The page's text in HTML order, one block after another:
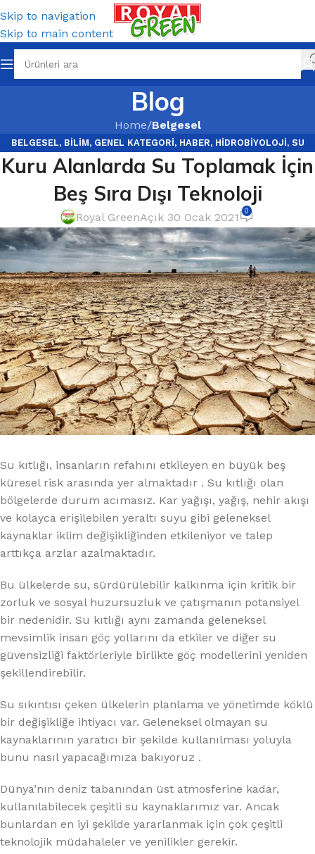
Skip to navigation
Skip to main content
Blog
Home/Belgesel
BELGESEL, BILIM, GENEL KATEGORI, HABER, HIDROBIYOLOJI, SU
ARITMA GÜNDEM HABERLERI
Kuru Alanlarda Su Toplamak İçin
Beş Sıra Dışı Teknoloji
Royal GreenAçık 30 Ocak 2021 0
Su kıtlığı, insanların refahını etkileyen en büyük beş
küresel risk arasında yer almaktadır . Su kıtlığı olan
bölgelerde durum acımasız. Kar yağışı, yağış, nehir akışı
ve kolayca erişilebilen yeraltı suyu gibi geleneksel
kaynaklar iklim değişikliğinden etkileniyor ve talep
arttıkça arzlar azalmaktadır.
Bu ülkelerde su, sürdürülebilir kalkınma için kritik bir
zorluk ve sosyal huzursuzluk ve çatışmanın potansiyel
bir nedenidir. Su kıtlığı aynı zamanda geleneksel
mevsimlik insan göç yollarını da etkiler ve diğer su
güvensizliği faktörleriyle birlikte göç modellerini yeniden
şekillendirebilir.
Su sıkıntısı çeken ülkelerin planlama ve yönetimde köklü
bir değişikliğe ihtiyacı var. Geleneksel olmayan su
kaynaklarının yaratıcı bir şekilde kullanılması yoluyla
bunu nasıl yapacağımıza bakıyoruz .
Dünya’nın deniz tabanından üst atmosferine kadar,
kullanılabilecek çeşitli su kaynaklarımız var. Ancak
bunlardan en iyi şekilde yararlanmak için çok çeşitli
teknolojik müdahaleler ve yenilikler gerekir.